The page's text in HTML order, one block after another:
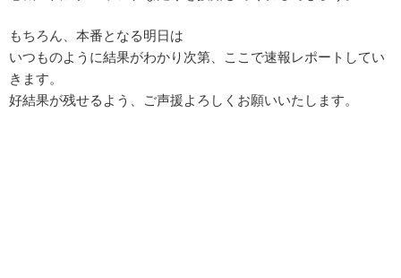
もちろん、本番となる明日は
いつものように結果がわかり次第、ここで速報レポートしてい
きます。
好結果が残せるよう、ご声援よろしくお願いいたします。